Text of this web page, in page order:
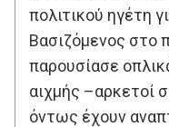
πολιτικού ηγέτη
Βασιζόμενος στο
παρουσίασε
αιχμής –αρκετοί
όντως έχουν